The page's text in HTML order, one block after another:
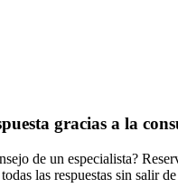
gracias a la
de un especialista?
las respuestas sin salir de